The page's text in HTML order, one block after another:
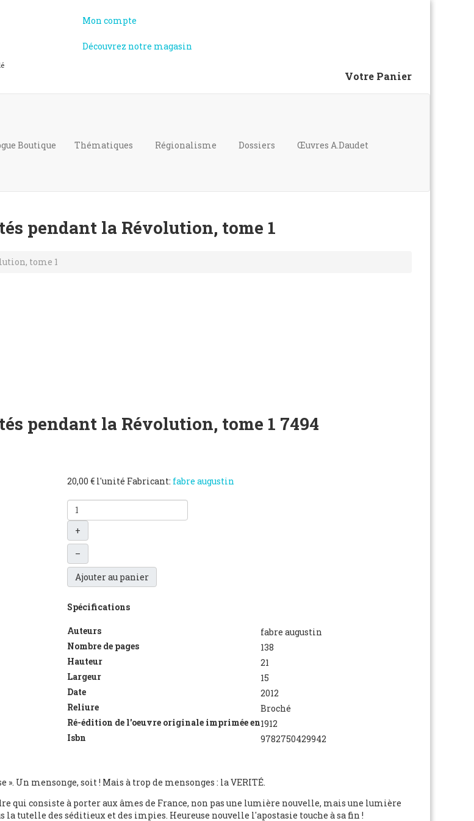
Mon compte
Découvrez notre magasin
Votre Panier
Boutique Thématiques Régionalisme Dossiers Œuvres A.Daudet
pendant la Révolution, tome 1
tome 1
pendant la Révolution, tome 1 7494
20,00 € l'unité Fabricant: fabre augustin
+
–
Ajouter au panier
Spécifications
Auteurs
fabre augustin
Nombre de pages
138
Hauteur
21
Largeur
15
Date
2012
Reliure
Broché
Ré-édition de l'oeuvre originale imprimée en1912
Isbn
9782750429942
Un mensonge, soit ! Mais à trop de mensonges : la VERITÉ.
qui consiste à porter aux âmes de France, non pas une lumière nouvelle, mais une lumière
la tutelle des séditieux et des impies. Heureuse nouvelle l'apostasie touche à sa fin !